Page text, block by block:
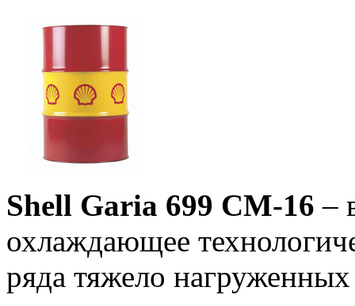
Shell Garia 699 СM-16 –
охлаждающее
ряда тяжело